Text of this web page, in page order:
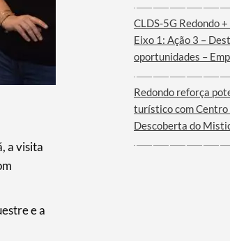
a visita
e a
CLDS-5G Redondo
Eixo 1: Ação 3 –
oportunidades –
Paulo – Serra
Redondo reforça
turístico com Centro
Descoberta do
Serra d´Ossa